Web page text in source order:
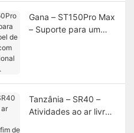
Gana – ST150Pro Max
– Suporte para um
Tanzânia – SR40 –
Atividades ao ar livre